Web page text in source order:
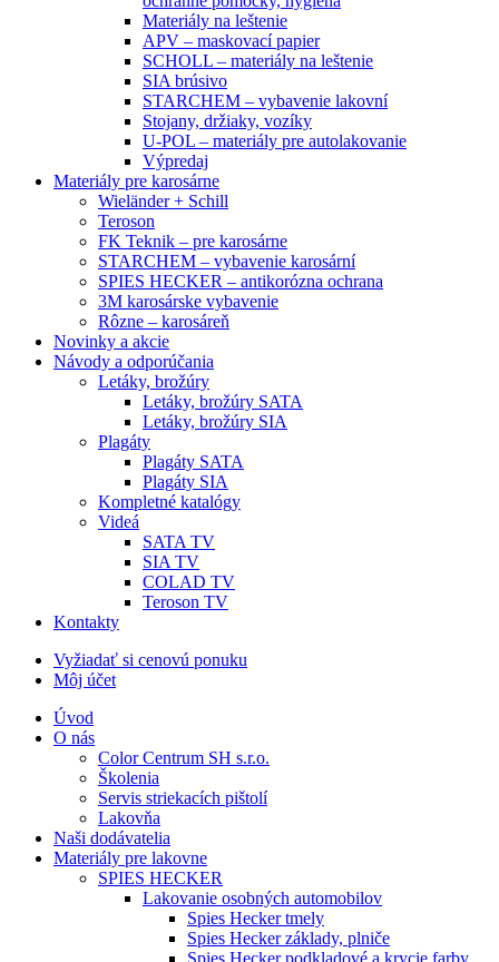
Materiály na leštenie
APV – maskovací papier
SCHOLL – materiály na leštenie
SIA brúsivo
STARCHEM – vybavenie lakovní
Stojany, držiaky, vozíky
U-POL – materiály pre autolakovanie
Výpredaj
Materiály pre karosárne
Wieländer + Schill
Teroson
FK Teknik – pre karosárne
STARCHEM – vybavenie karosární
SPIES HECKER – antikorózna ochrana
3M karosárske vybavenie
Rôzne – karosáreň
Novinky a akcie
Návody a odporúčania
Letáky, brožúry
Letáky, brožúry SATA
Letáky, brožúry SIA
Plagáty
Plagáty SATA
Plagáty SIA
Kompletné katalógy
Videá
SATA TV
SIA TV
COLAD TV
Teroson TV
Kontakty
Vyžiadať si cenovú ponuku
Môj účet
Úvod
O nás
Color Centrum SH s.r.o.
Školenia
Servis striekacích pištolí
Lakovňa
Naši dodávatelia
Materiály pre lakovne
SPIES HECKER
Lakovanie osobných automobilov
Spies Hecker tmely
Spies Hecker základy, plniče
Spies Hecker podkladové a krycie farby